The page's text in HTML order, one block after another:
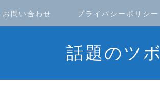
お問い合わせ プライバシーポリシー
話題のツボ